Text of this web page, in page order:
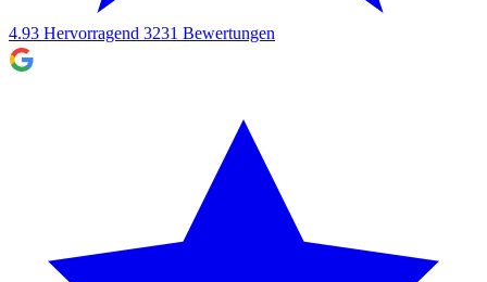
4.93 Hervorragend 3231 Bewertungen